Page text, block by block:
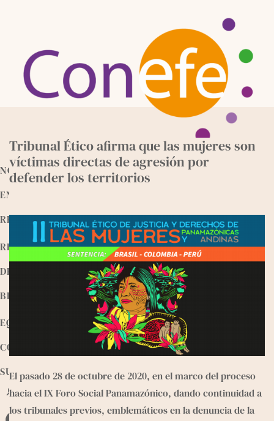
NOTICIAS
ENTREVISTAS
RECURSOS
RELEEMOS
DEVOCIONALES
BIBLIOTECA
EQUIPO
CONTACTO
SUMATE
Tribunal Ético afirma que las mujeres son
víctimas directas de agresión por
defender los territorios
El pasado 28 de octubre de 2020, en el marco del proceso
hacia el IX Foro Social Panamazónico, dando continuidad a
los tribunales previos, emblemáticos en la denuncia de la